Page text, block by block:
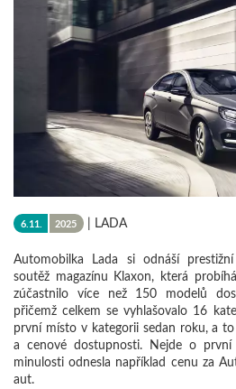
6.11. 2025 | LADA
Automobilka Lada si odnáší
soutěž magazínu Klaxon, která
zúčastnilo více než 150 modelů
přičemž celkem se vyhlašovalo 16
první místo v kategorii sedan roku, a
a cenové dostupnosti. Nejde o
minulosti odnesla například cenu za
aut.